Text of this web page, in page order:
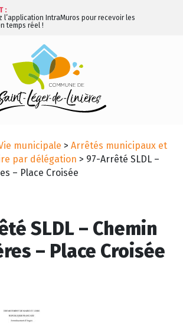
:
l’application IntraMuros pour recevoir les
temps réel !
municipale > Arrêtés municipaux et
par délégation > 97-Arrêté SLDL –
– Place Croisée
SLDL – Chemin
– Place Croisée